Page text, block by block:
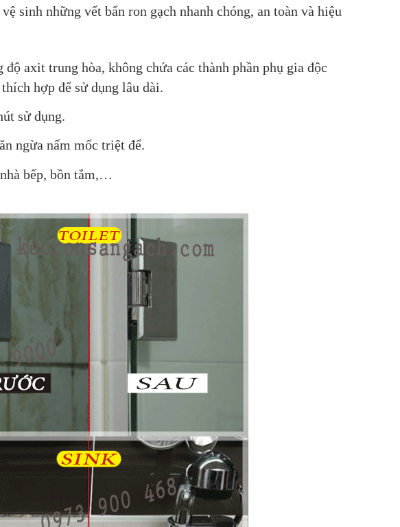
sinh những vết bẩn ron gạch nhanh chóng, an toàn và hiệu
axit trung hòa, không chứa các thành phần phụ gia độc
hợp để sử dụng lâu dài.
sử dụng.
ngừa nấm mốc triệt để.
bếp, bồn tắm,…